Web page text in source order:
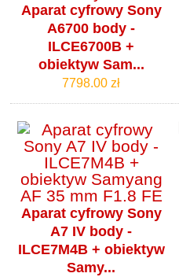
Aparat cyfrowy Sony
A6700 body -
ILCE6700B +
obiektyw Sam...
7798.00 zł
Aparat cyfrowy Sony
A7 IV body -
ILCE7M4B + obiektyw
Samy...